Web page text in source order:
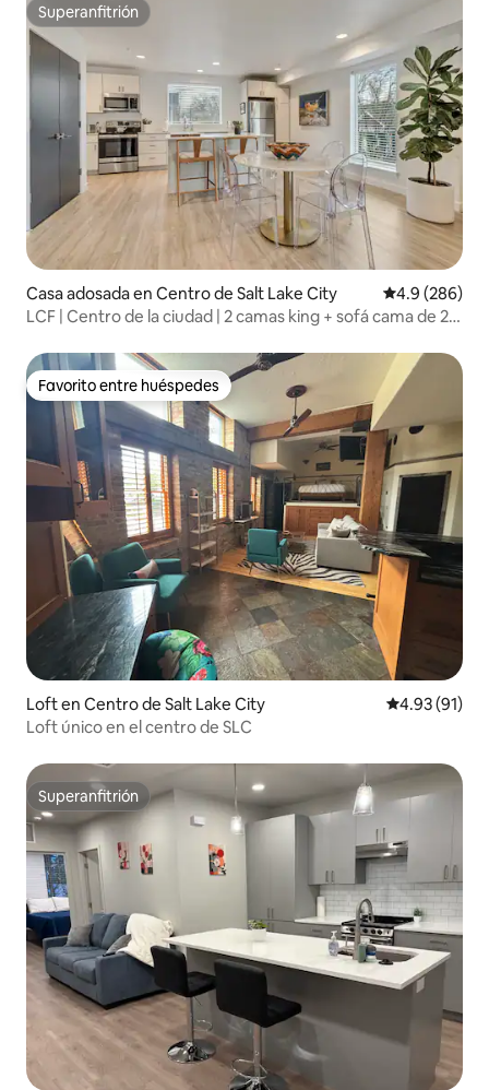
Superanfitrión
Superanfitrión
Casa adosada en Centro de Salt Lake City Calificación
4.9 (286)
LCF | Centro de la ciudad | 2 camas king + sofá cama de 2,5
Favorito entre huéspedes
Favorito entre huéspedes
Loft en Centro de Salt Lake City Calificación
4.93 (91)
Loft único en el centro de SLC
Superanfitrión
Superanfitrión